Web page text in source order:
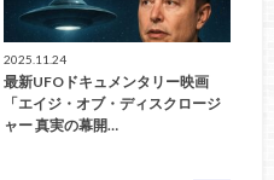
2025.11.24
最新UFOドキュメンタリー映画
「エイジ・オブ・ディスクロージ
ャー 真実の幕開…